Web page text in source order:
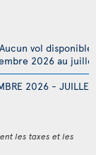
2026 -
Aucun vol disponible
2026 au
les taxes et les